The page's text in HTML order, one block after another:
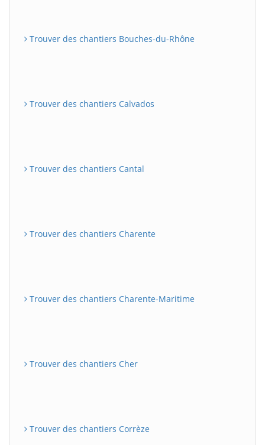
Trouver des chantiers Bouches-du-Rhône
Trouver des chantiers Calvados
Trouver des chantiers Cantal
Trouver des chantiers Charente
Trouver des chantiers Charente-Maritime
Trouver des chantiers Cher
Trouver des chantiers Corrèze